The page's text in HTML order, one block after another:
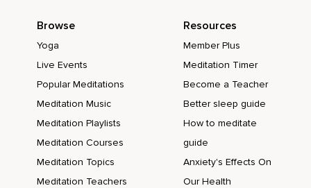
Et dans ces discours aussi,
J'essaierai d'aborder un petit peu pourquoi.
Pourquoi la pratiquer comme ça ?
Et pourquoi pratiquer la méditation ?
Browse
Yoga
Live Events
Popular Meditations
Meditation Music
Meditation Playlists
Meditation Courses
Meditation Topics
Meditation Teachers
Resources
Member Plus
Meditation Timer
Become a Teacher
Better sleep guide
How to meditate
guide
Anxiety's Effects On
Our Health